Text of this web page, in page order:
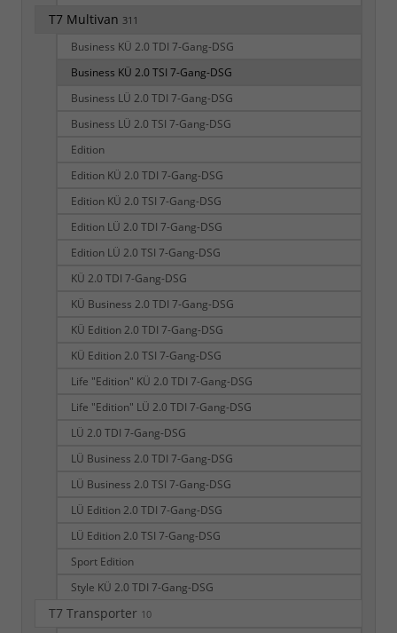
T7 Multivan 311
Business KÜ 2.0 TDI 7-Gang-DSG
Business KÜ 2.0 TSI 7-Gang-DSG
Business LÜ 2.0 TDI 7-Gang-DSG
Business LÜ 2.0 TSI 7-Gang-DSG
Edition
Edition KÜ 2.0 TDI 7-Gang-DSG
Edition KÜ 2.0 TSI 7-Gang-DSG
Edition LÜ 2.0 TDI 7-Gang-DSG
Edition LÜ 2.0 TSI 7-Gang-DSG
KÜ 2.0 TDI 7-Gang-DSG
KÜ Business 2.0 TDI 7-Gang-DSG
KÜ Edition 2.0 TDI 7-Gang-DSG
KÜ Edition 2.0 TSI 7-Gang-DSG
Life "Edition" KÜ 2.0 TDI 7-Gang-DSG
Life "Edition" LÜ 2.0 TDI 7-Gang-DSG
LÜ 2.0 TDI 7-Gang-DSG
LÜ Business 2.0 TDI 7-Gang-DSG
LÜ Business 2.0 TSI 7-Gang-DSG
LÜ Edition 2.0 TDI 7-Gang-DSG
LÜ Edition 2.0 TSI 7-Gang-DSG
Sport Edition
Style KÜ 2.0 TDI 7-Gang-DSG
T7 Transporter 10